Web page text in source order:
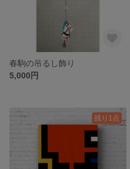
春駒の吊るし飾り
5,000円
残り1点